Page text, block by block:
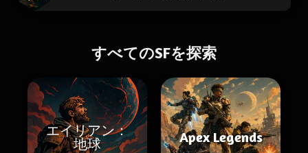
すべてのSFを探索
エイリアン：
地球
Apex Legends